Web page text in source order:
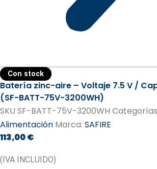
Con stock
Batería zinc-aire – Voltaje 7.5 V /
(SF-BATT-75V-3200WH)
SKU SF-BATT-75V-3200WH Categorías
Alimentación Marca: SAFIRE
113,00€
(IVA INCLUIDO)